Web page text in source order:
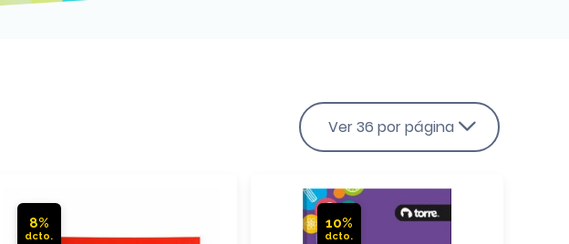
Ver 36 por página
8% 10%